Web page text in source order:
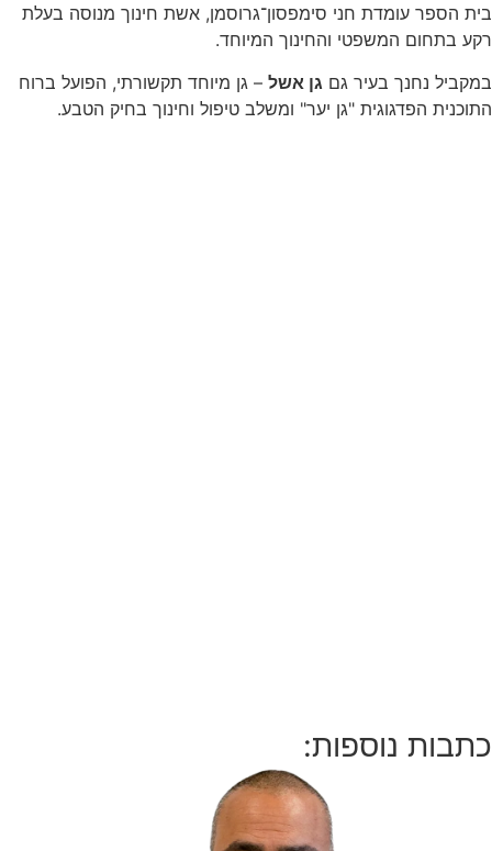
בית הספר עומדת חני סימפסון־גרוסמן, אשת חינוך מנוסה בעלת
רקע בתחום המשפטי והחינוך המיוחד.
במקביל נחנך בעיר גם גן אשל – גן מיוחד תקשורתי, הפועל ברוח
התוכנית הפדגוגית "גן יער" ומשלב טיפול וחינוך בחיק הטבע.
כתבות נוספות: